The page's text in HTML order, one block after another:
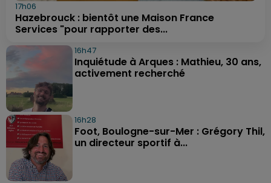
17h06
Hazebrouck : bientôt une Maison France
Services "pour rapporter des...
16h47
Inquiétude à Arques : Mathieu, 30 ans,
activement recherché
16h28
Foot, Boulogne-sur-Mer : Grégory Thil,
un directeur sportif à...